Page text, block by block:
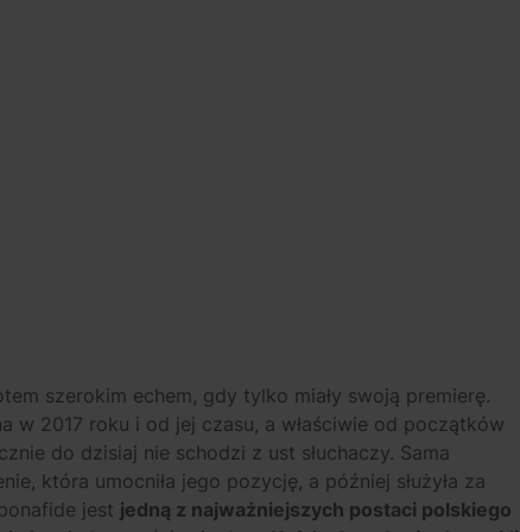
szerokim echem, gdy tylko miały swoją premierę.
w 2017 roku i od jej czasu, a właściwie od początków
do dzisiaj nie schodzi z ust słuchaczy. Sama
która umocniła jego pozycję, a później służyła za
jest jedną z najważniejszych postaci polskiego